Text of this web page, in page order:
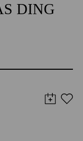
DING